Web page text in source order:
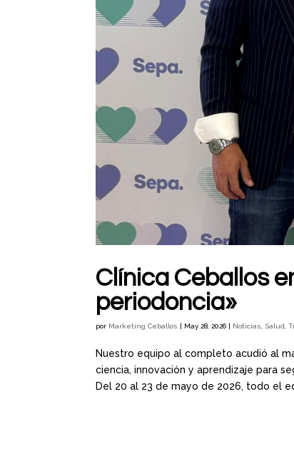
Clínica Ceballos
periodoncia»
por Marketing Ceballos | May 28, 2026 | Noticias Salud ,
Nuestro equipo al completo acudió al
ciencia, innovación y aprendizaje para
Del 20 al 23 de mayo de 2026, todo el